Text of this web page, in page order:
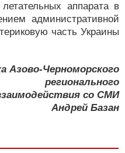
аппарата в
административной
часть Украины
Азово-Черноморского
регионального
со СМИ
Андрей Базан